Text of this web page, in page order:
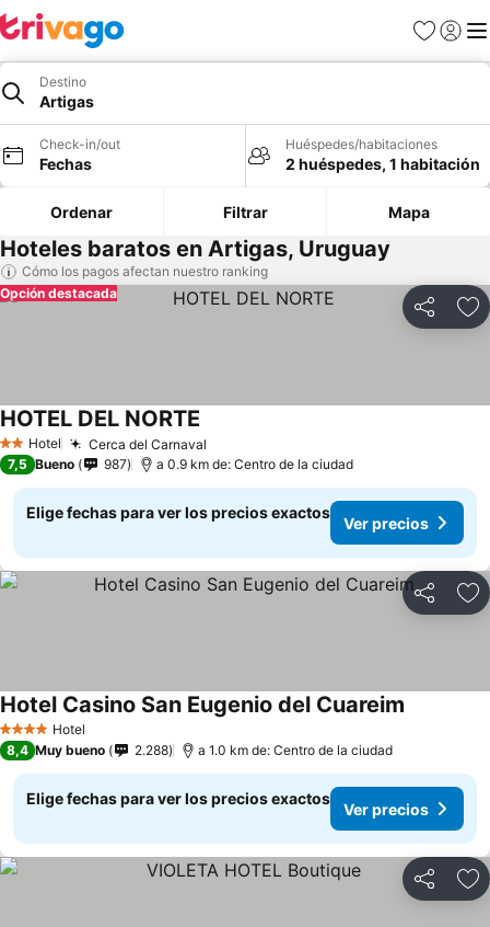
Favoritos
Iniciar
Destino
Artigas
Check-in/out
Fechas
Huéspedes/habitaciones
2 huéspedes, 1 habitación
Ordenar Filtrar Mapa
Hoteles baratos en Artigas, Uruguay
Cómo los pagos afectan nuestro ranking
Compartir
Opción destacada
2 Estrellas
Hotel Cerca del Carnaval
HOTEL DEL NORTE
7,5 Bueno 987 a 0.9 km de: Centro de la ciudad
Elige fechas para ver los precios exactos
Ver precios
Compartir
4 EstrellasHotel
Hotel Casino San Eugenio del Cuareim
8,4 Muy bueno 2.288 a 1.0 km de: Centro de la ciudad
Elige fechas para ver los precios exactos
Ver precios
Compartir